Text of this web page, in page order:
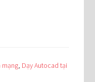
mạng, Dạy Autocad tại